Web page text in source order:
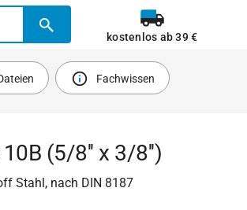
kostenlos ab 39 €
Fachwissen
10B (5/8'' x 3/8'')
Stahl, nach DIN 8187